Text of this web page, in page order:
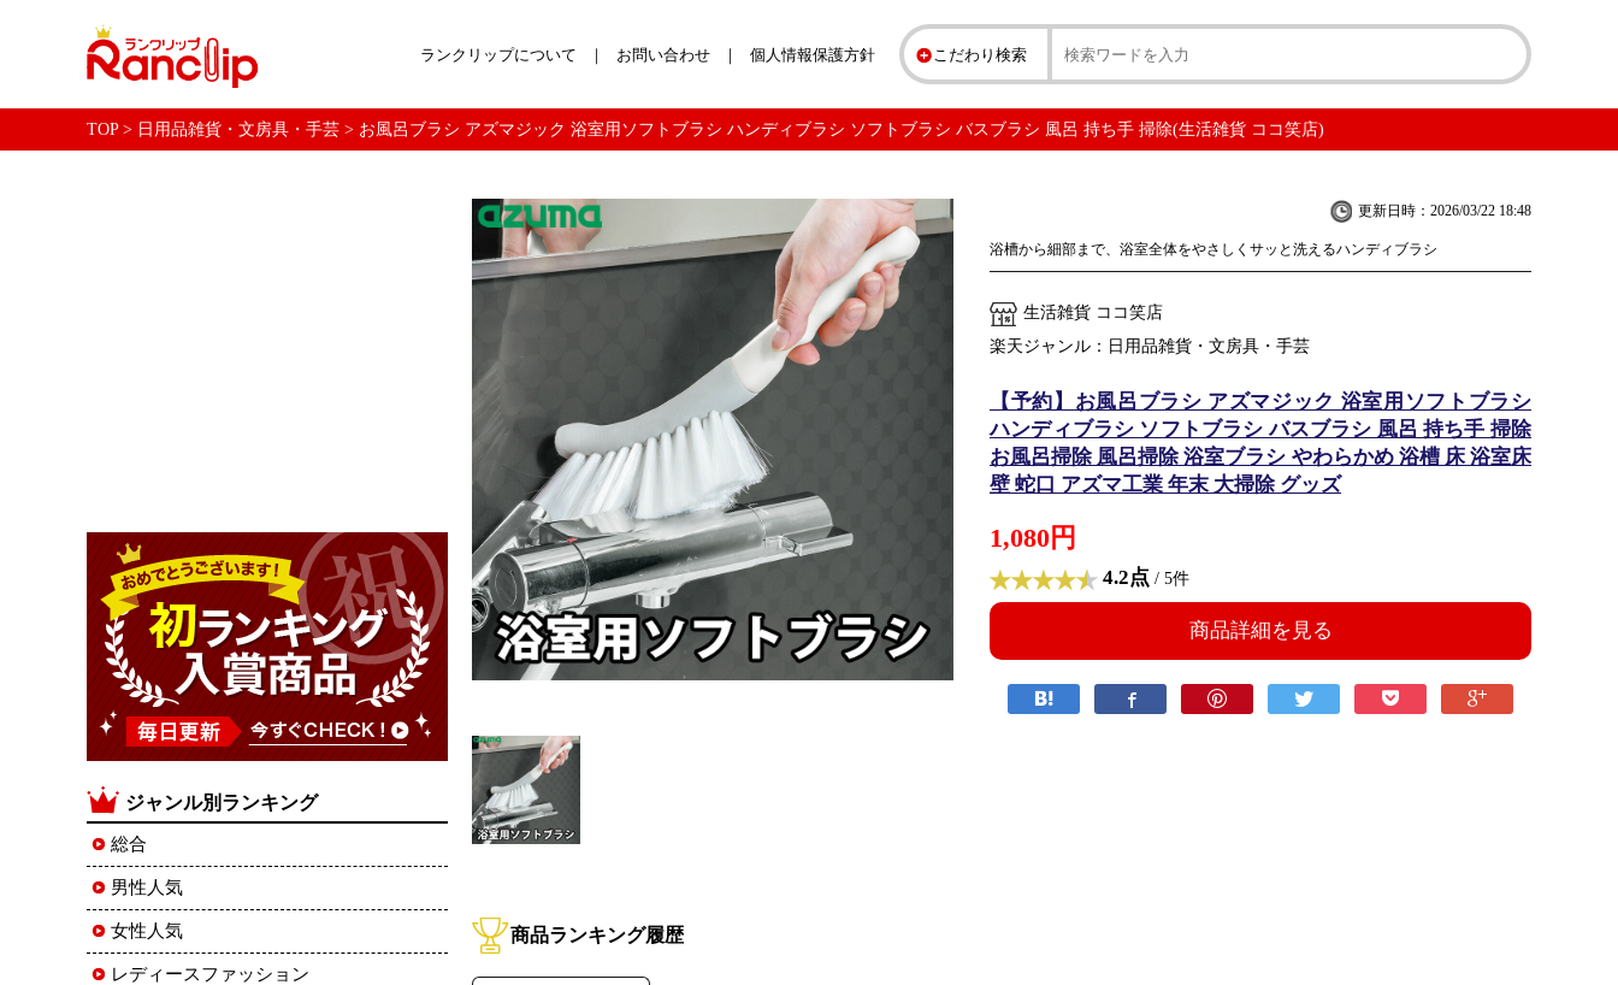
こだわり検索
ランクリップについて お問い合わせ 個人情報保護方針
TOP> 日用品雑貨・文房具・手芸 > お風呂ブラシ アズマジック 浴室用ソフトブラシ ハンディブラシ ソフトブラシ バスブラシ 風呂 持ち手 掃除(生活雑貨 ココ笑店)
更新日時：2026/03/22 18:48
浴槽から細部まで、浴室全体をやさしくサッと洗えるハンディブラシ
生活雑貨 ココ笑店
楽天ジャンル：日用品雑貨・文房具・手芸
【予約】お風呂ブラシ アズマジック 浴室用ソフトブラシ
ハンディブラシ ソフトブラシ バスブラシ 風呂 持ち手 掃除
お風呂掃除 風呂掃除 浴室ブラシ やわらかめ 浴槽 床 浴室床
壁 蛇口 アズマ工業 年末 大掃除 グッズ
1,080円
4.2点 / 5件
商品詳細を見る
商品ランキング履歴
ジャンル別ランキング
総合
男性人気
女性人気
レディースファッション